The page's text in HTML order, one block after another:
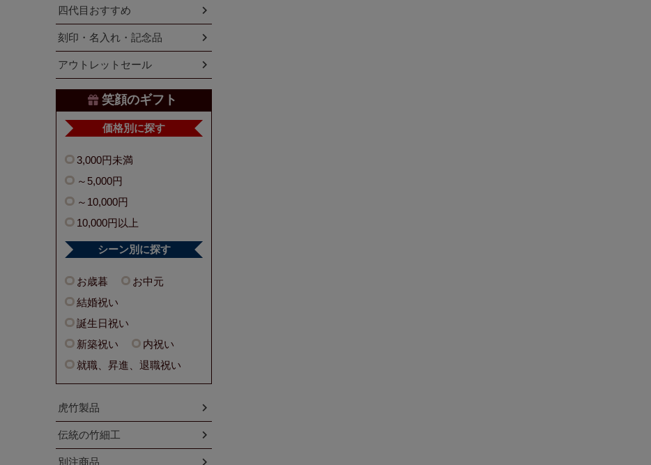
四代目おすすめ
刻印・名入れ・記念品
アウトレットセール
笑顔のギフト
価格別に探す
3,000円未満
～5,000円
～10,000円
10,000円以上
シーン別に探す
お歳暮
お中元
結婚祝い
誕生日祝い
新築祝い
内祝い
就職、昇進、退職祝い
虎竹製品
伝統の竹細工
別注商品